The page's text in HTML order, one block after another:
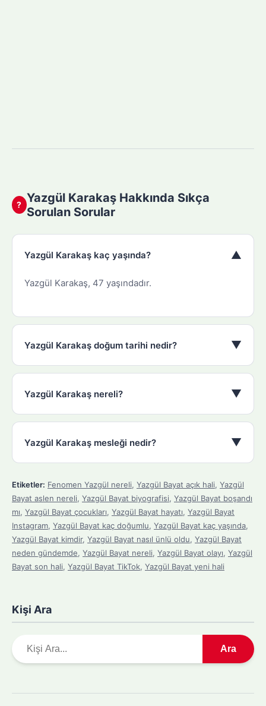
? Yazgül Karakaş Hakkında Sıkça
Sorulan Sorular
Yazgül Karakaş kaç yaşında? ▼
Yazgül Karakaş, 47 yaşındadır.
Yazgül Karakaş doğum tarihi nedir? ▼
Yazgül Karakaş nereli? ▼
Yazgül Karakaş mesleği nedir? ▼
Etiketler: Fenomen Yazgül nereli, Yazgül Bayat açık hali, Yazgül
Bayat aslen nereli, Yazgül Bayat biyografisi, Yazgül Bayat boşandı
mı, Yazgül Bayat çocukları, Yazgül Bayat hayatı, Yazgül Bayat
Instagram, Yazgül Bayat kaç doğumlu, Yazgül Bayat kaç yaşında,
Yazgül Bayat kimdir, Yazgül Bayat nasıl ünlü oldu, Yazgül Bayat
neden gündemde, Yazgül Bayat nereli, Yazgül Bayat olayı, Yazgül
Bayat son hali, Yazgül Bayat TikTok, Yazgül Bayat yeni hali
Kişi Ara
r
Ara